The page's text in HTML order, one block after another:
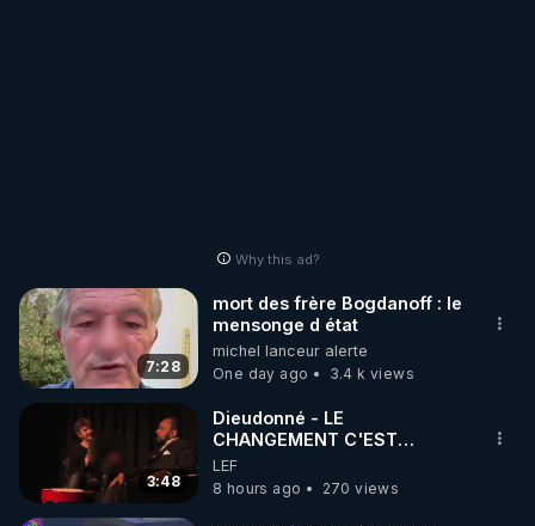
Why this ad?
7:28
mort des frère Bogdanoff : le
mensonge d état
michel lanceur alerte
One day ago
3.4 k views
3:48
Dieudonné - LE
CHANGEMENT C'EST
MAINTENANT
LEF
8 hours ago
270 views